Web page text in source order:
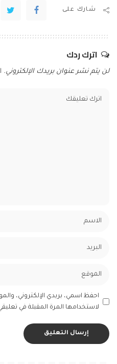
شارك على
اترك ردك
لن يتم نشر عنوان بريدك الإلكتروني.
احفظ اسمي، بريدي الإلكتروني،
لاستخدامها المرة المقبلة في